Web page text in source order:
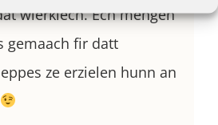
wierklech. Ech mengen
gemaach fir datt
ze erzielen hunn an